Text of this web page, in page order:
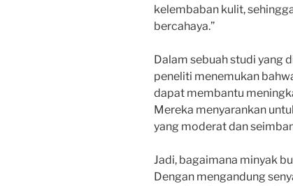
kelembaban kulit,
bercahaya.”
Dalam sebuah studi yang
peneliti menemukan
dapat membantu
Mereka menyarankan
yang moderat dan
Jadi, bagaimana minyak
Dengan mengandung